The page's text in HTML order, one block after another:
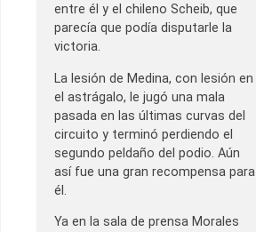
entre él y el chileno Scheib, que
parecía que podía disputarle la
victoria.
La lesión de Medina, con lesión en
el astrágalo, le jugó una mala
pasada en las últimas curvas del
circuito y terminó perdiendo el
segundo peldaño del podio. Aún
así fue una gran recompensa para
él.
Ya en la sala de prensa Morales